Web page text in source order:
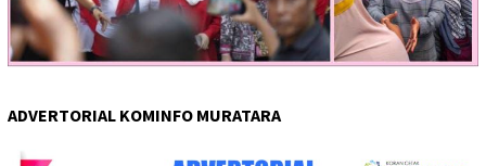
ADVERTORIAL KOMINFO MURATARA